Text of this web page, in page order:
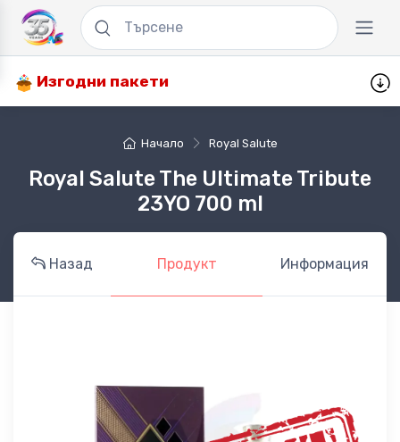
Изгодни пакети
Начало Royal Salute
Royal Salute The Ultimate Tribute
23YO 700 ml
Назад Продукт Информация